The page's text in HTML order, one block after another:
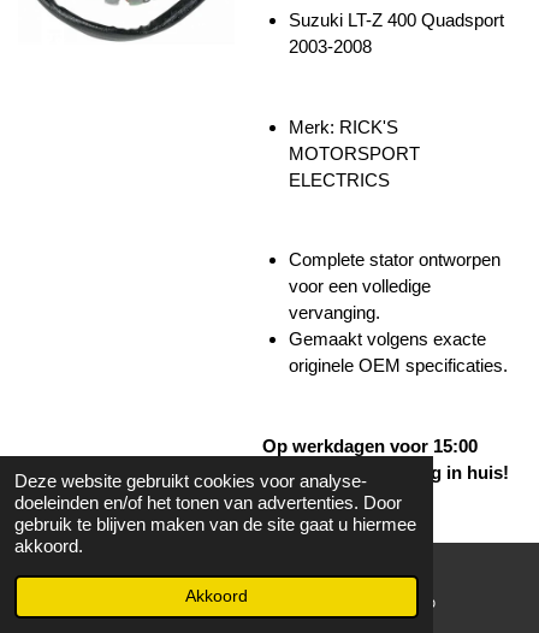
Deze website gebruikt cookies voor analyse-
doeleinden en/of het tonen van advertenties. Door
gebruik te blijven maken van de site gaat u hiermee
akkoord.
Akkoord
Suzuki LT-Z 400 Quadsport
2003-2008
Merk: RICK'S
MOTORSPORT
ELECTRICS
Complete stator ontworpen
voor een volledige
vervanging.
Gemaakt volgens exacte
originele OEM specificaties.
Op werkdagen voor 15:00
besteld volgende dag in huis!
Bekijk details
WhatsApp